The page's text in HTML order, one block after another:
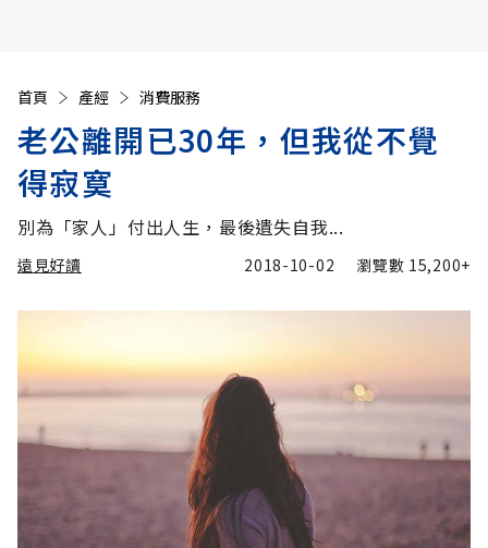
首頁 產經 消費服務
老公離開已30年，但我從不覺
得寂寞
別為「家人」付出人生，最後遺失自我...
遠見好讀 2018-10-02 瀏覽數 15,200+